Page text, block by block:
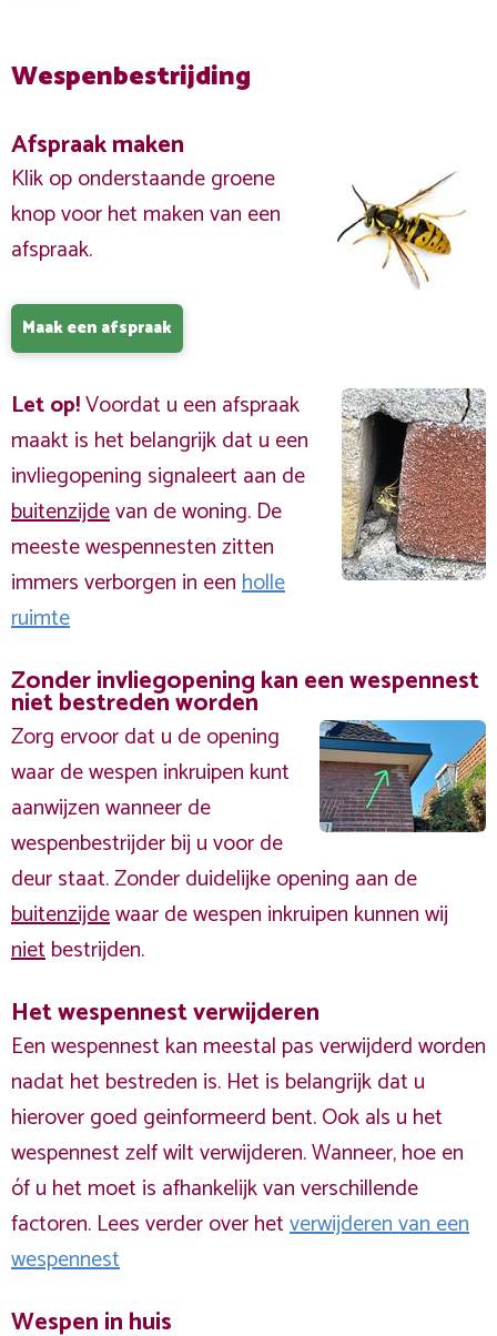
Wespenbestrijding
Afspraak maken
Klik op onderstaande groene
knop voor het maken van een
afspraak.
Maak een afspraak
Let op!Voordat u een afspraak
maakt is het belangrijk dat u een
invliegopening signaleert aan de
buitenzijdevan de woning. De
meeste wespennesten zitten
immers verborgen in eenholle
ruimte
Zonder invliegopening kan een wespennest
niet bestreden worden
Zorg ervoor dat u de opening
waar de wespen inkruipen kunt
aanwijzen wanneer de
wespenbestrijder bij u voor de
deur staat. Zonder duidelijke opening aan de
buitenzijdewaar de wespen inkruipen kunnen wij
nietbestrijden.
Het wespennest verwijderen
Een wespennest kan meestal pas verwijderd worden
nadat het bestreden is. Het is belangrijk dat u
hierover goed geinformeerd bent. Ook als u het
wespennest zelf wilt verwijderen. Wanneer, hoe en
óf u het moet is afhankelijk van verschillende
factoren. Lees verder over hetverwijderen van een
wespennest
Wespen in huis